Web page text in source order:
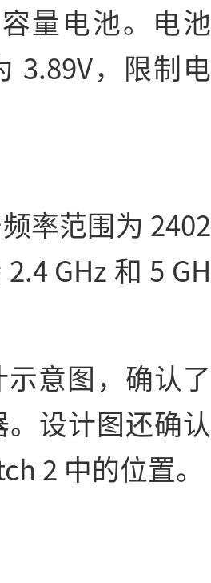
量电池。电池
3.89V，限制电
率范围为 2402
GHz 和 5 GH
示意图，确认了
设计图还确认
2 中的位置。